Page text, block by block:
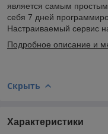
является самым
себя 7 дней
Настраиваемый сервис
Подробное описание и
Скрыть
Характеристики